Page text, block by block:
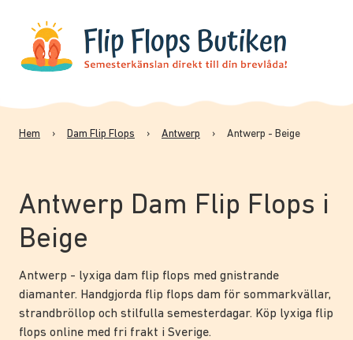
Hem › Dam Flip Flops › Antwerp › Antwerp - Beige
Antwerp Dam Flip Flops i
Beige
Antwerp - lyxiga dam flip flops med gnistrande
diamanter. Handgjorda flip flops dam för sommarkvällar,
strandbröllop och stilfulla semesterdagar. Köp lyxiga flip
flops online med fri frakt i Sverige.